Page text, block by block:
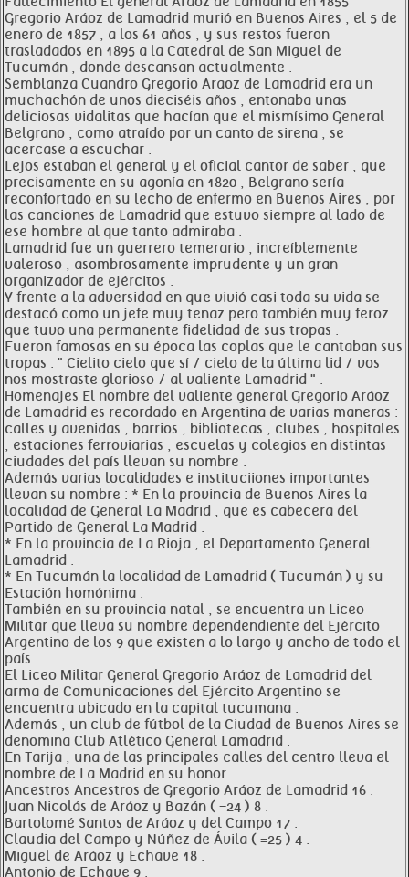
Gregorio Aráoz de Lamadrid murió en Buenos Aires , el 5 de
enero de 1857 , a los 61 años , y sus restos fueron
trasladados en 1895 a la Catedral de San Miguel de
Tucumán , donde descansan actualmente .
Semblanza Cuandro Gregorio Araoz de Lamadrid era un
muchachón de unos dieciséis años , entonaba unas
deliciosas vidalitas que hacían que el mismísimo General
Belgrano , como atraído por un canto de sirena , se
acercase a escuchar .
Lejos estaban el general y el oficial cantor de saber , que
precisamente en su agonía en 1820 , Belgrano sería
reconfortado en su lecho de enfermo en Buenos Aires , por
las canciones de Lamadrid que estuvo siempre al lado de
ese hombre al que tanto admiraba .
Lamadrid fue un guerrero temerario , increíblemente
valeroso , asombrosamente imprudente y un gran
organizador de ejércitos .
Y frente a la adversidad en que vivió casi toda su vida se
destacó como un jefe muy tenaz pero también muy feroz
que tuvo una permanente fidelidad de sus tropas .
Fueron famosas en su época las coplas que le cantaban sus
tropas : " Cielito cielo que sí / cielo de la última lid / vos
nos mostraste glorioso / al valiente Lamadrid " .
Homenajes El nombre del valiente general Gregorio Aráoz
de Lamadrid es recordado en Argentina de varias maneras :
calles y avenidas , barrios , bibliotecas , clubes , hospitales
, estaciones ferroviarias , escuelas y colegios en distintas
ciudades del país llevan su nombre .
Además varias localidades e instituciiones importantes
llevan su nombre : * En la provincia de Buenos Aires la
localidad de General La Madrid , que es cabecera del
Partido de General La Madrid .
* En la provincia de La Rioja , el Departamento General
Lamadrid .
* En Tucumán la localidad de Lamadrid ( Tucumán ) y su
Estación homónima .
También en su provincia natal , se encuentra un Liceo
Militar que lleva su nombre dependendiente del Ejército
Argentino de los 9 que existen a lo largo y ancho de todo el
país .
El Liceo Militar General Gregorio Aráoz de Lamadrid del
arma de Comunicaciones del Ejército Argentino se
encuentra ubicado en la capital tucumana .
Además , un club de fútbol de la Ciudad de Buenos Aires se
denomina Club Atlético General Lamadrid .
En Tarija , una de las principales calles del centro lleva el
nombre de La Madrid en su honor .
Ancestros Ancestros de Gregorio Aráoz de Lamadrid 16 .
Juan Nicolás de Aráoz y Bazán ( =24 ) 8 .
Bartolomé Santos de Aráoz y del Campo 17 .
Claudia del Campo y Núñez de Ávila ( =25 ) 4 .
Miguel de Aráoz y Echave 18 .
Antonio de Echave 9 .